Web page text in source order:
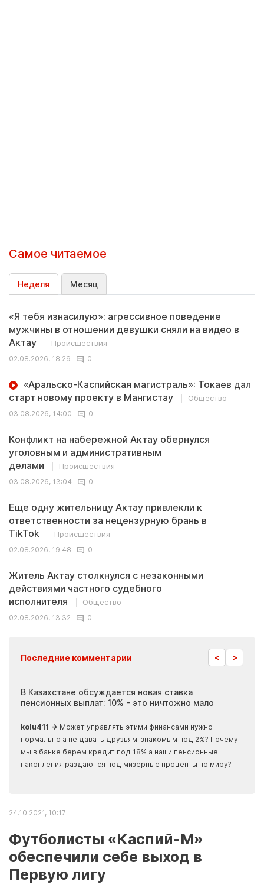
Самое читаемое
Неделя Месяц
«Я тебя изнасилую»: агрессивное поведение
мужчины в отношении девушки сняли на видео в
Актау
Происшествия
02.08.2026, 18:29
0
«Аральско-Каспийская магистраль»: Токаев дал
старт новому проекту в Мангистау
Общество
03.08.2026, 14:00
0
Конфликт на набережной Актау обернулся
уголовным и административным
делами
Происшествия
03.08.2026, 13:04
0
Еще одну жительницу Актау привлекли к
ответственности за нецензурную брань в
TikTok
Происшествия
02.08.2026, 19:48
0
Житель Актау столкнулся с незаконными
действиями частного судебного
исполнителя
Общество
02.08.2026, 13:32
0
Последние комментарии < >
В Казахстане обсуждается новая ставка
пенсионных выплат: 10% - это ничтожно мало
kolu411 → Может управлять этими финансами нужно
нормально а не давать друзьям-знакомым под 2%? Почему
мы в банке берем кредит под 18% а наши пенсионные
накопления раздаются под мизерные проценты по миру?
24.10.2021, 10:17
Футболисты «Каспий-М»
обеспечили себе выход в
Первую лигу